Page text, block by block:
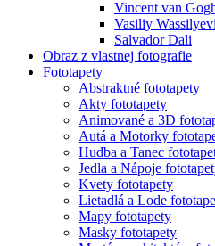
Vincent van
Vasiliy
Salvador Dali
Obraz z vlastnej fotografie
Fototapety
Abstraktné fototapety
Akty fototapety
Animované a 3D
Autá a Motorky
Hudba a Tanec
Jedla a Nápoje
Kvety fototapety
Lietadlá a Lode
Mapy fototapety
Masky fototapety